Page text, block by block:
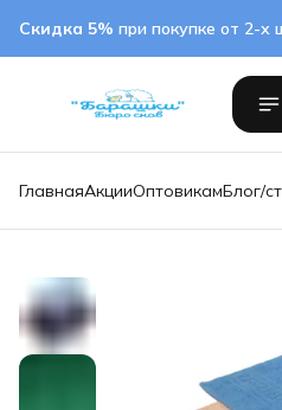
Скидка 5% при покупке от 2-х
ГлавнаяАкцииОптовикамБлог/